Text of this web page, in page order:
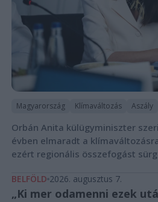
Magyarország Klímaváltozás Aszály
Orbán Anita külügyminiszter
évben elmaradt a
ezért regionális összefogást
BELFÖLD 2026. augusztus 7.
„Ki mer odamenni ezek